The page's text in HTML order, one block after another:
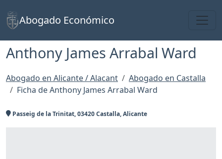
Abogado Económico
Anthony James Arrabal Ward
Abogado en Alicante / Alacant
Abogado en Castalla
Ficha de Anthony James Arrabal Ward
Passeig de la Trinitat, 03420 Castalla, Alicante